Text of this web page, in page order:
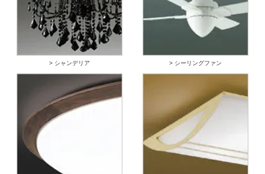
> シャンデリア > シーリングファン